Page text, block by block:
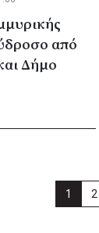
από
Δήμο
1 2